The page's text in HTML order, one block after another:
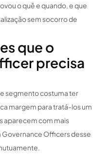
o quê e quando, e que
sem socorro de
que o
precisa
segmento costuma ter
margem para tratá-los um
aparecem com mais
Officers desse